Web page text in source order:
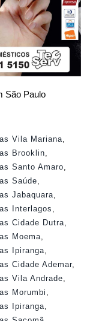
São Paulo
Vila Mariana
Brooklin
Santo Amaro
Saúde
Jabaquara
Interlagos
Cidade Dutra
Moema
Ipiranga
Cidade Ademar,
Vila Andrade
Morumbi
Ipiranga